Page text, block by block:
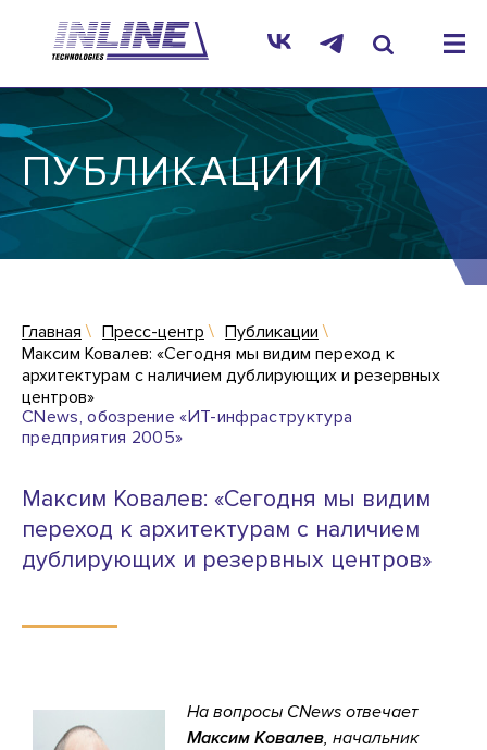
ПУБЛИКАЦИИ
Главная Пресс-центр
Публикации
Максим Ковалев: «Сегодня мы видим переход к
архитектурам с наличием дублирующих и резервных
центров»
CNews, обозрение «ИТ-инфраструктура
предприятия 2005»
Максим Ковалев: «Сегодня мы видим
переход к архитектурам с наличием
дублирующих и резервных центров»
На вопросы CNews отвечает
Максим Ковалев, начальник